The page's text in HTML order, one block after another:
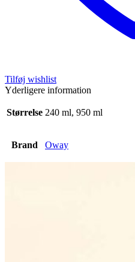
Tilføj wishlist
Yderligere information
Størrelse 240 ml, 950 ml
Brand Oway